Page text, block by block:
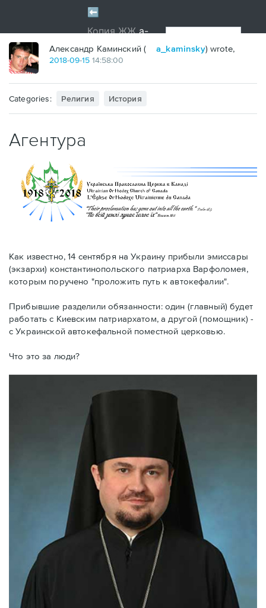
Александр Каминский ( a_kaminsky) wrote,
2018-09-15 14:58:00
Categories: Религия История
Агентура
Как известно, 14 сентября на Украину прибыли эмиссары
(экзархи) константинопольского патриарха Варфоломея,
которым поручено "проложить путь к автокефалии".
Прибывшие разделили обязанности: один (главный) будет
работать с Киевским патриархатом, а другой (помощник) -
с Украинской автокефальной поместной церковью.
Что это за люди?